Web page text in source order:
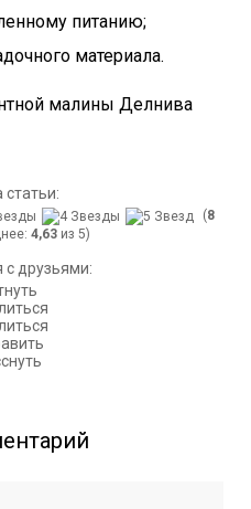
питанию;
материала.
(8
4,63из 5)
с друзьями: